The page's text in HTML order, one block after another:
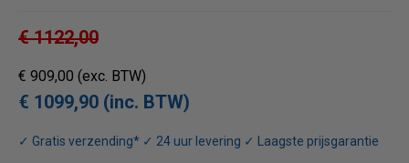
€ 1122,00
€ 909,00 (exc. BTW)
€ 1099,90 (inc. BTW)
✓ Gratis verzending* ✓ 24 uur levering ✓ Laagste prijsgarantie